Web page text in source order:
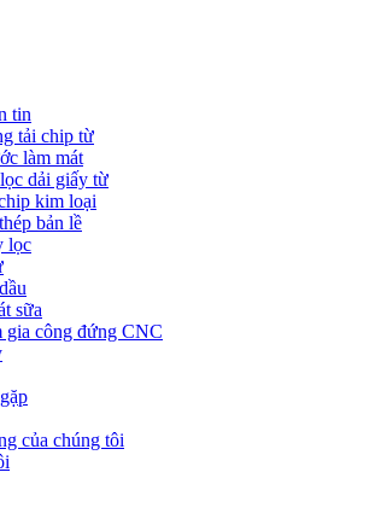
tin
tải chip từ
làm mát
dải giấy từ
kim loại
bản lề
lọc
sữa
gia công đứng CNC
của chúng tôi